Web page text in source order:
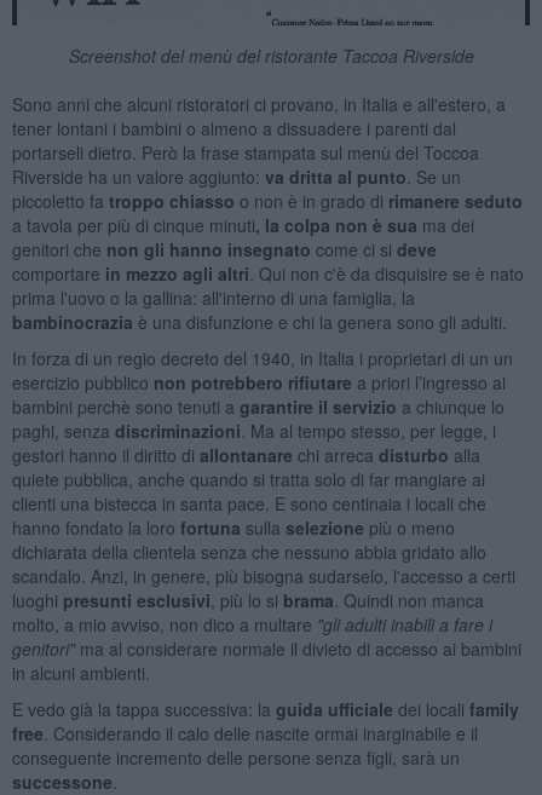
Screenshot del menù del ristorante Taccoa Riverside
Sono anni che alcuni ristoratori ci provano, in Italia e all'estero, a
tener lontani i bambini o almeno a dissuadere i parenti dal
portarseli dietro. Però la frase stampata sul menù del Toccoa
Riverside ha un valore aggiunto: va dritta al punto . Se un
piccoletto fa troppo chiasso o non è in grado di rimanere seduto
a tavola per più di cinque minuti, la colpa non è sua ma dei
genitori che non gli hanno insegnato come ci si deve
comportare in mezzo agli altri . Qui non c'è da disquisire se è nato
prima l'uovo o la gallina: all'interno di una famiglia, la
bambinocrazia è una disfunzione e chi la genera sono gli adulti.
In forza di un regio decreto del 1940, in Italia i proprietari di un un
esercizio pubblico non potrebbero rifiutare a priori l’ingresso ai
bambini perchè sono tenuti a garantire il servizio a chiunque lo
paghi, senza discriminazioni . Ma al tempo stesso, per legge, i
gestori hanno il diritto di allontanare chi arreca disturbo alla
quiete pubblica, anche quando si tratta solo di far mangiare ai
clienti una bistecca in santa pace. E sono centinaia i locali che
hanno fondato la loro fortuna sulla selezione più o meno
dichiarata della clientela senza che nessuno abbia gridato allo
scandalo. Anzi, in genere, più bisogna sudarselo, l'accesso a certi
luoghi presunti esclusivi , più lo si brama . Quindi non manca
molto, a mio avviso, non dico a multare "gli adulti inabili a fare i
genitori"ma al considerare normale il divieto di accesso ai bambini
in alcuni ambienti.
E vedo già la tappa successiva: la guida ufficiale dei locali family
free . Considerando il calo delle nascite ormai inarginabile e il
conseguente incremento delle persone senza figli, sarà un
successone